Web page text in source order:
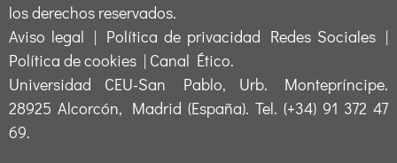
los derechos reservados.
Aviso legal | Política de privacidad Redes Sociales |
Política de cookies | Canal Ético.
Universidad CEU-San Pablo, Urb. Montepríncipe.
28925 Alcorcón, Madrid (España). Tel. (+34) 91 372 47
69.